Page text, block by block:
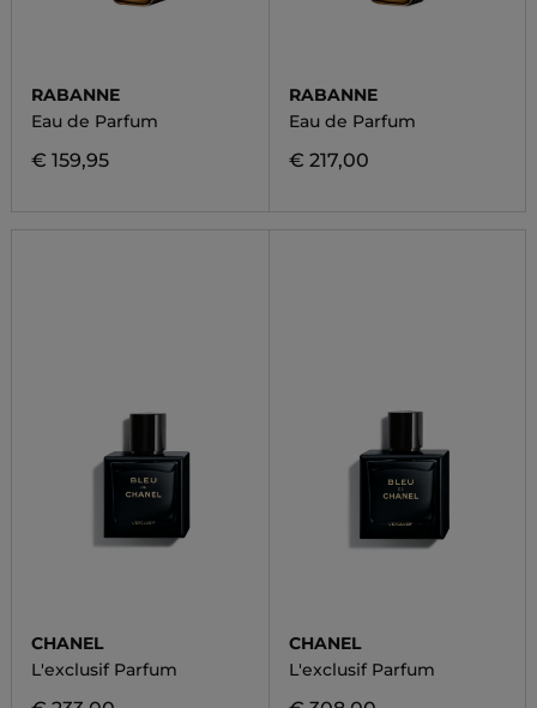
RABANNE
Eau de Parfum
€ 159,95
RABANNE
Eau de Parfum
€ 217,00
CHANEL
L'exclusif Parfum
CHANEL
L'exclusif Parfum